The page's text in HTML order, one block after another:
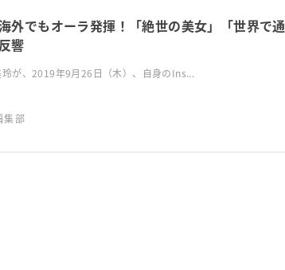
外でもオーラ発揮！「絶世の美女」「世界で通
響
が、2019年9月26日（木）、自身のIns...
部